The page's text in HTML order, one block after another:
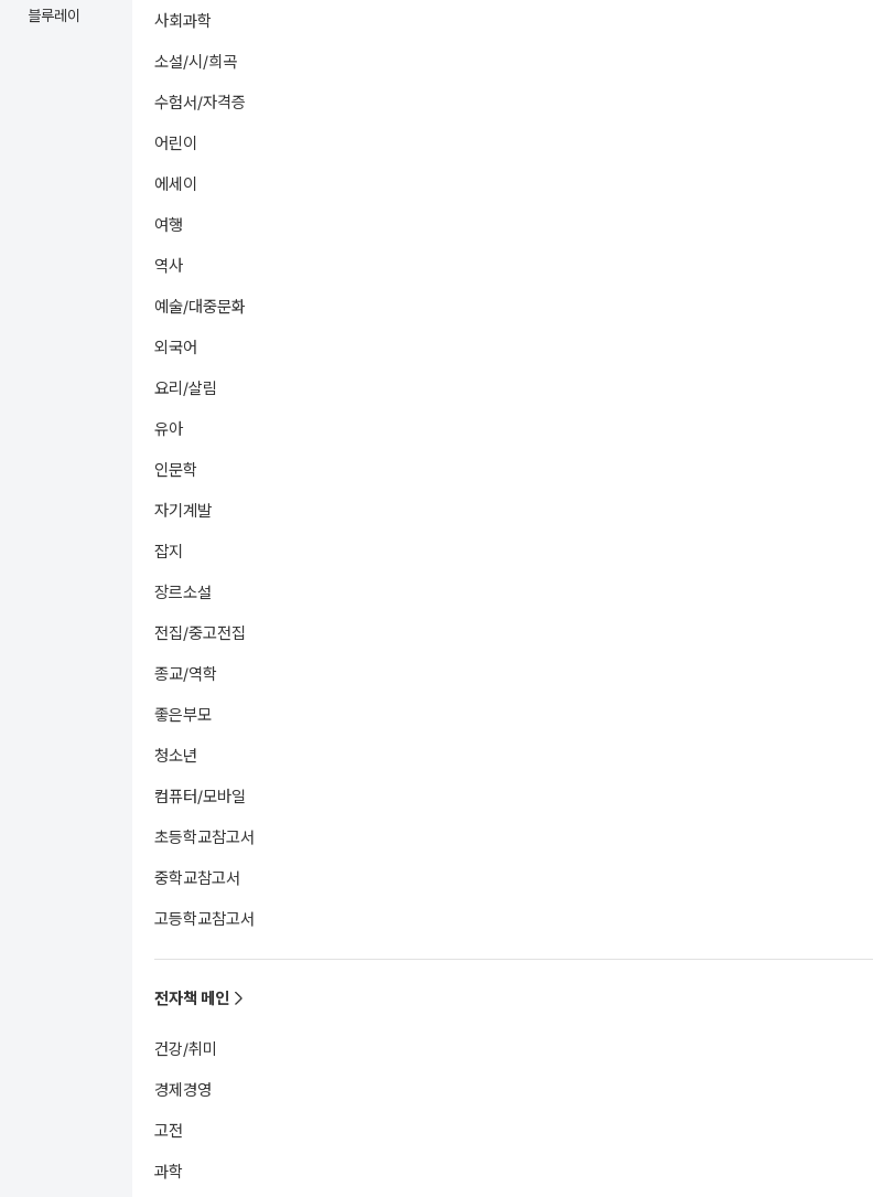
블루레이 사회과학
소설/시/희곡
수험서/자격증
어린이
에세이
여행
역사
예술/대중문화
외국어
요리/살림
유아
인문학
자기계발
잡지
장르소설
전집/중고전집
종교/역학
좋은부모
청소년
컴퓨터/모바일
초등학교참고서
중학교참고서
고등학교참고서
전자책 메인
건강/취미
경제경영
고전
과학